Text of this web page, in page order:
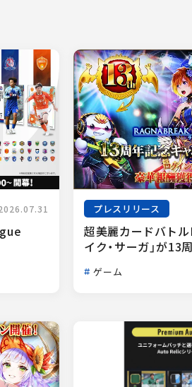
プレスリリース
超美麗カードバトル
イク・サーガ」が13
ゲーム